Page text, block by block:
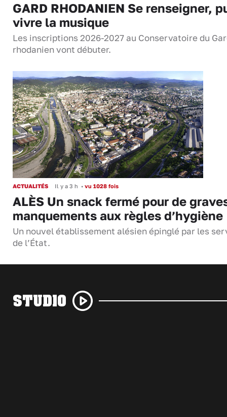
GARD RHODANIEN Se renseigner,
vivre la musique
Les inscriptions 2026-2027 au Conservatoire du
rhodanien vont débuter.
ACTUALITÉS Il y a 3 h • vu 1028 fois
ALÈS Un snack fermé pour de
manquements aux règles d’hygiène
Un nouvel établissement alésien épinglé par les
de l’État.
STUDIO